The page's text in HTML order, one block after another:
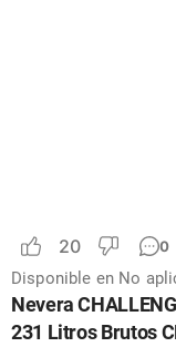
20 0
Disponible en No
Nevera
231 Litros Brutos